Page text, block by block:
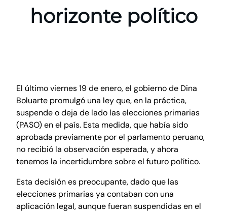
horizonte político
El último viernes 19 de enero, el gobierno de Dina
Boluarte promulgó una ley que, en la práctica,
suspende o deja de lado las elecciones primarias
(PASO) en el país. Esta medida, que había sido
aprobada previamente por el parlamento peruano,
no recibió la observación esperada, y ahora
tenemos la incertidumbre sobre el futuro político.
Esta decisión es preocupante, dado que las
elecciones primarias ya contaban con una
aplicación legal, aunque fueran suspendidas en el